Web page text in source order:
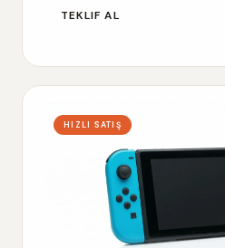
TEKLIF AL
HIZLI SATIŞ